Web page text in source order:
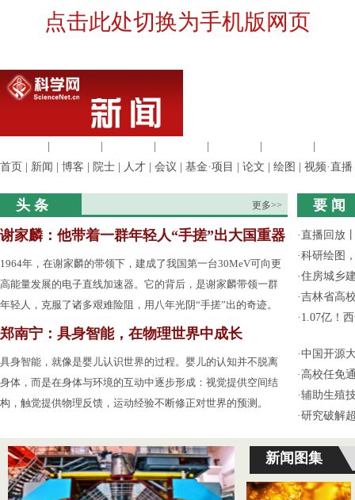
点击此处切换为手机版网页
首页
新闻 博客 院士 人才 会议 基金·项目 论文 绘图 视频·直播
头 条 更多>>
谢家麟：他带着一群年轻人“手搓”出大国重器
1964年，在谢家麟的带领下，建成了我国第一台30MeV可向更
高能量发展的电子直线加速器。它的背后，是谢家麟带领一群
年轻人，克服了诸多艰难险阻，用八年光阴“手搓”出的奇迹。
郑南宁：具身智能，在物理世界中成长
具身智能，就像是婴儿认识世界的过程。婴儿的认知并不脱离
身体，而是在身体与环境的互动中逐步形成：视觉提供空间结
构，触觉提供物理反馈，运动经验不断修正对世界的预测。
要 闻
·直播回放
·科研绘图
·住房城乡
·吉林省高
· 1.07亿！
·中国开源
· 高校任免
·辅助生殖
·研究破解
新闻图集